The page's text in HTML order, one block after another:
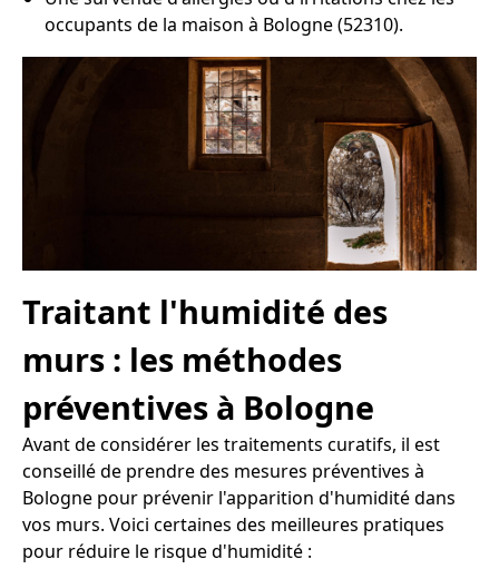
occupants de la maison à Bologne (52310).
Traitant l'humidité des
murs : les méthodes
préventives à Bologne
Avant de considérer les traitements curatifs, il est
conseillé de prendre des mesures préventives à
Bologne pour prévenir l'apparition d'humidité dans
vos murs. Voici certaines des meilleures pratiques
pour réduire le risque d'humidité :